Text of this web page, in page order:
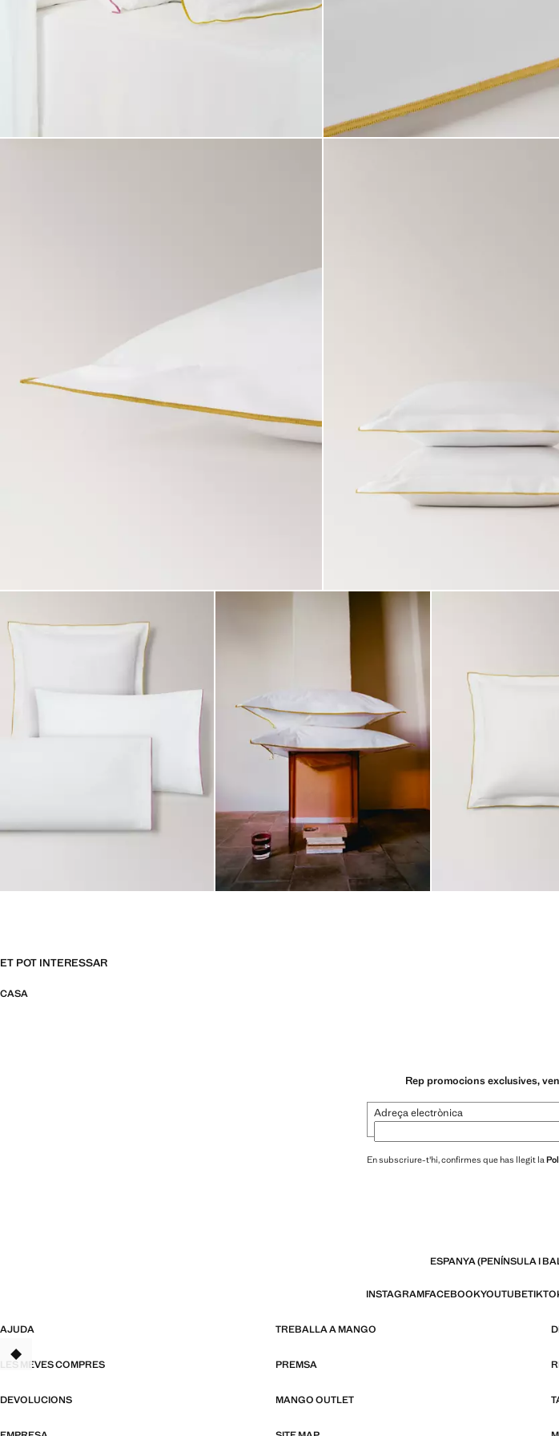
ET POT INTERESSAR
CASA
Rep promocions exclusives,
Adreça electrònica
En subscriure-t'hi, confirmes que has llegit la
ESPANYA (PENÍNSULA I
INSTAGRAMFACEBOOKYOUTUBE
AJUDA TREBALLA A MANGO
LES MEVES COMPRES PREMSA
DEVOLUCIONS MANGO OUTLET